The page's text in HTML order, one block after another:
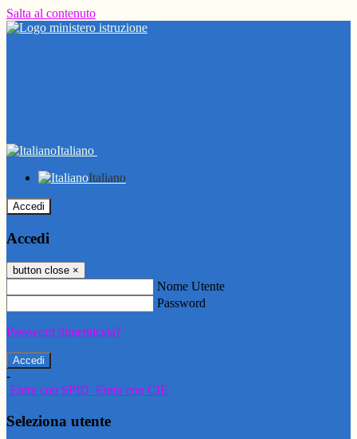
Salta al contenuto
Italiano
Italiano
Accedi
Accedi
button close ×
Nome Utente
Password
Password dimenticata?
-
Entra con SPID Entra con CIE
Seleziona utente